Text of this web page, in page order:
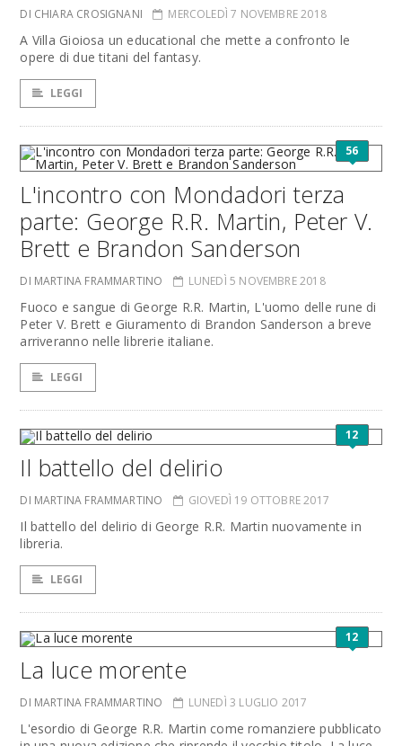
DI CHIARA CROSIGNANI MERCOLEDÌ 7 NOVEMBRE 2018
A Villa Gioiosa un educational che mette a confronto le
opere di due titani del fantasy.
LEGGI
56
L'incontro con Mondadori terza
parte: George R.R. Martin, Peter V.
Brett e Brandon Sanderson
DI MARTINA FRAMMARTINO LUNEDÌ 5 NOVEMBRE 2018
Fuoco e sangue di George R.R. Martin, L'uomo delle rune di
Peter V. Brett e Giuramento di Brandon Sanderson a breve
arriveranno nelle librerie italiane.
LEGGI
12
Il battello del delirio
DI MARTINA FRAMMARTINO GIOVEDÌ 19 OTTOBRE 2017
Il battello del delirio di George R.R. Martin nuovamente in
libreria.
LEGGI
12
La luce morente
DI MARTINA FRAMMARTINO LUNEDÌ 3 LUGLIO 2017
L'esordio di George R.R. Martin come romanziere pubblicato